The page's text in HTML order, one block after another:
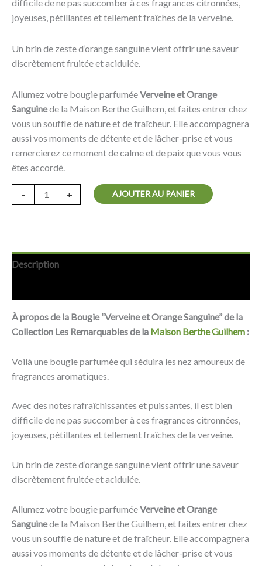
difficile de ne pas succomber à ces fragrances citronnées,
joyeuses, pétillantes et tellement fraîches de la verveine.
Un brin de zeste d’orange sanguine vient offrir une saveur
discrètement fruitée et acidulée.
Allumez votre bougie parfuméeVerveine et Orange
Sanguinede la Maison Berthe Guilhem, et faites entrer chez
vous un souffle de nature et de fraîcheur. Elle accompagnera
aussi vos moments de détente et de lâcher-prise et vous
remercierez ce moment de calme et de paix que vous vous
êtes accordé.
- + AJOUTER AU PANIER
Description
À propos de la Bougie “Verveine et Orange Sanguine” de la
Collection Les Remarquables de la Maison Berthe Guilhem :
Voilà une bougie parfumée qui séduira les nez amoureux de
fragrances aromatiques.
Avec des notes rafraîchissantes et puissantes, il est bien
difficile de ne pas succomber à ces fragrances citronnées,
joyeuses, pétillantes et tellement fraîches de la verveine.
Un brin de zeste d’orange sanguine vient offrir une saveur
discrètement fruitée et acidulée.
Allumez votre bougie parfuméeVerveine et Orange
Sanguinede la Maison Berthe Guilhem, et faites entrer chez
vous un souffle de nature et de fraîcheur. Elle accompagnera
aussi vos moments de détente et de lâcher-prise et vous